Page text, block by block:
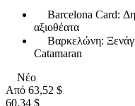
Barcelona Card:
αξιοθέατα
Βαρκελώνη:
Catamaran
Νέο
Από 63,52 $
60,34 $